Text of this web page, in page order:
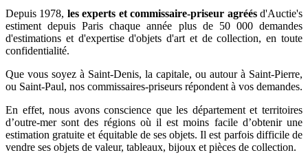
Depuis 1978, les experts et commissaire-priseur agréésd'Auctie's
estiment depuis Paris chaque année plus de 50 000 demandes
d'estimations et d'expertise d'objets d'art et de collection, en toute
confidentialité.
Que vous soyez à Saint-Denis, la capitale, ou autour à Saint-Pierre,
ou Saint-Paul, nos commissaires-priseurs répondent à vos demandes.
En effet, nous avons conscience que les département et territoires
d’outre-mer sont des régions où il est moins facile d’obtenir une
estimation gratuite et équitable de ses objets. Il est parfois difficile de
vendre ses objets de valeur, tableaux, bijoux et pièces de collection.